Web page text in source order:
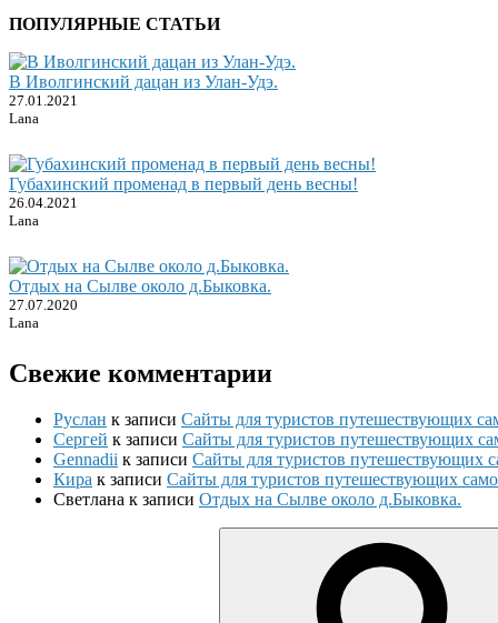
ПОПУЛЯРНЫЕ СТАТЬИ
В Иволгинский дацан из Улан-Удэ.
27.01.2021
Lana
Губахинский променад в первый день весны!
26.04.2021
Lana
Отдых на Сылве около д.Быковка.
27.07.2020
Lana
Свежие комментарии
Руслан к записи Сайты для туристов путешествующих
Сергей к записи Сайты для туристов путешествующих
Gennadii к записи Сайты для туристов путешествующих
Кира к записи Сайты для туристов путешествующих
Светлана к записи Отдых на Сылве около д.Быковка.